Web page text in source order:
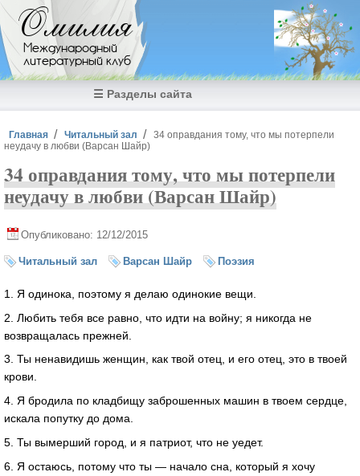
Перейти к основному содержанию
Омилия
Международный
литературный клуб
☰ Разделы сайта
Вы здесь
Главная Читальный зал
34 оправдания тому, что мы потерпели
неудачу в любви (Варсан Шайр)
34 оправдания тому, что мы потерпели
неудачу в любви (Варсан Шайр)
Опубликовано: 12/12/2015
Читальный зал Варсан Шайр Поэзия
1. Я одинока, поэтому я делаю одинокие вещи.
2. Любить тебя все равно, что идти на войну; я никогда не
возвращалась прежней.
3. Ты ненавидишь женщин, как твой отец, и его отец, это в твоей
крови.
4. Я бродила по кладбищу заброшенных машин в твоем сердце,
искала попутку до дома.
5. Ты вымерший город, и я патриот, что не уедет.
6. Я остаюсь, потому что ты — начало сна, который я хочу